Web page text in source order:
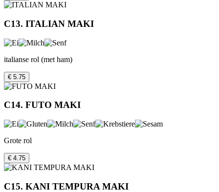
C13. ITALIAN MAKI
italianse rol (met ham)
€ 5.75
C14. FUTO MAKI
Grote rol
€ 4.75
C15. KANI TEMPURA MAKI